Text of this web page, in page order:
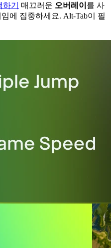
기
매끄러운 오버레이 를 사
에 집중하세요. Alt-Tab이 필